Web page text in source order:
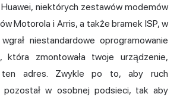
niektórych zestawów modemów
Motorola i Arris, a także bramek ISP, w
niestandardowe oprogramowanie
która zmontowała twoje urządzenie,
ten adres. Zwykle po to, aby ruch
pozostał w osobnej podsieci, tak aby